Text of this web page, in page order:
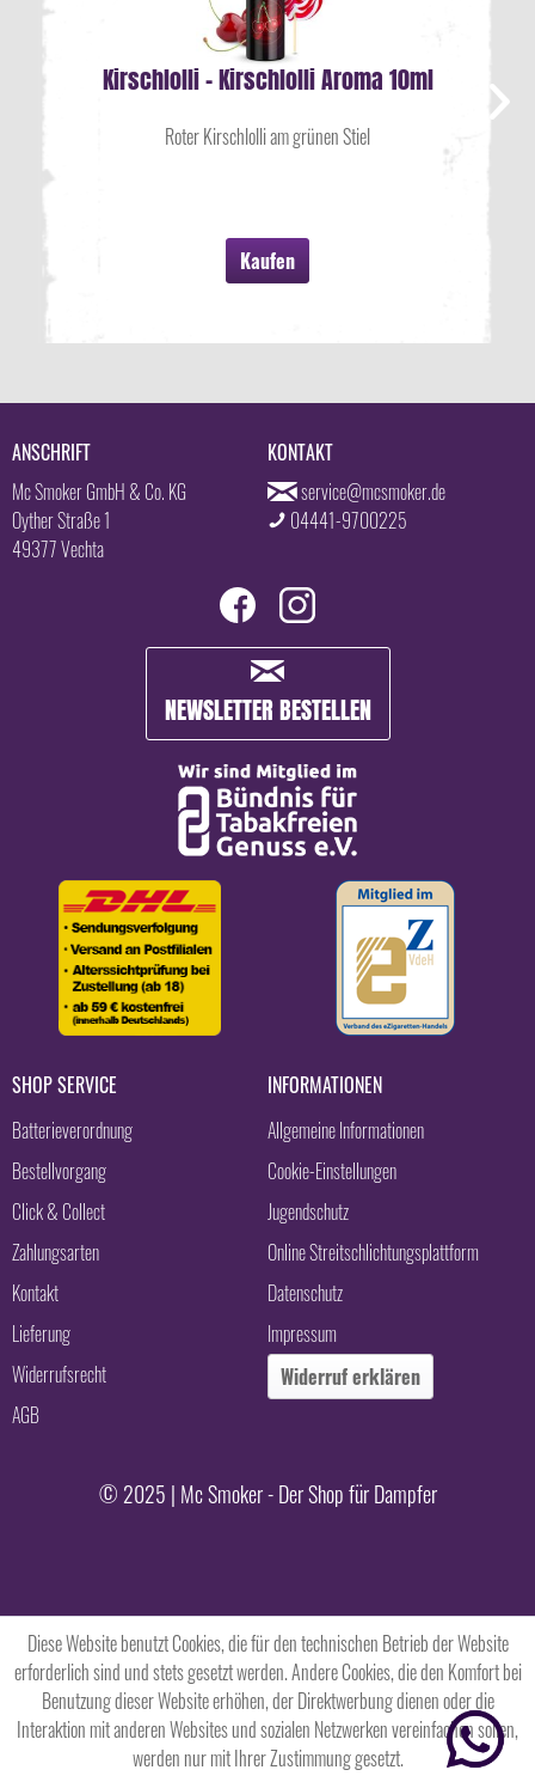
Kirschlolli - Kirschlolli Aroma 10ml
Roter Kirschlolli am grünen Stiel
Kaufen
ANSCHRIFT
Mc Smoker GmbH & Co. KG
Oyther Straße 1
49377 Vechta
KONTAKT
service@mcsmoker.de
04441-9700225
NEWSLETTER BESTELLEN
SHOP SERVICE
Batterieverordnung
Bestellvorgang
Click & Collect
Zahlungsarten
Kontakt
Lieferung
Widerrufsrecht
AGB
INFORMATIONEN
Allgemeine Informationen
Cookie-Einstellungen
Jugendschutz
Online Streitschlichtungsplattform
Datenschutz
Impressum
Widerruf erklären
© 2025 | Mc Smoker - Der Shop für Dampfer
Diese Website benutzt Cookies, die für den technischen Betrieb der Website
erforderlich sind und stets gesetzt werden. Andere Cookies, die den Komfort bei
Benutzung dieser Website erhöhen, der Direktwerbung dienen oder die
Interaktion mit anderen Websites und sozialen Netzwerken vereinfachen sollen,
werden nur mit Ihrer Zustimmung gesetzt.